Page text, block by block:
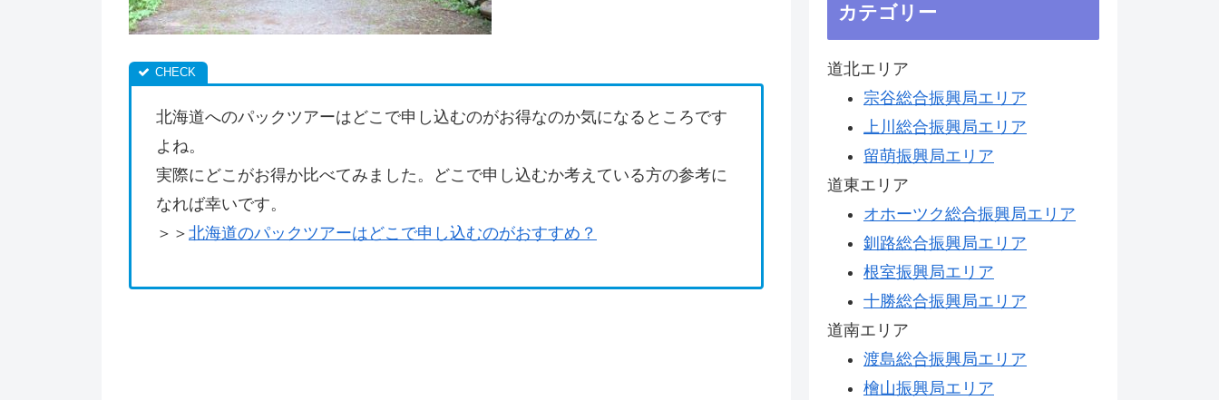
北海道へのパックツアーはどこで申し込むのがお得なのか気になるところです
よね。
実際にどこがお得か比べてみました。どこで申し込むか考えている方の参考に
なれば幸いです。
＞＞ 北海道のパックツアーはどこで申し込むのがおすすめ？
カテゴリー
道北エリア
宗谷総合振興局エリア
上川総合振興局エリア
留萌振興局エリア
道東エリア
オホーツク総合振興局エリア
釧路総合振興局エリア
根室振興局エリア
十勝総合振興局エリア
道南エリア
渡島総合振興局エリア
檜山振興局エリア